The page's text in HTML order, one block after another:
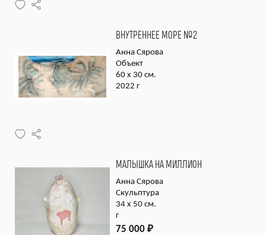
ВНУТРЕННЕЕ МОРЕ №2
Анна Сярова
Объект
60 х 30 см.
2022 г
МАЛЫШКА НА МИЛЛИОН
Анна Сярова
Скульптура
34 х 50 см.
г
75 000 ₽